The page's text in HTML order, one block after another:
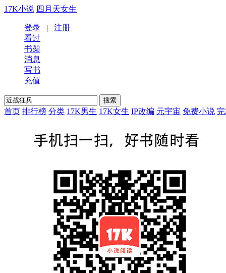
17K小说 四月天女生
登录 | 注册
看过
书架
消息
写书
充值
首页 排行榜 分类 17K男生 17K女生 IP改编 元宇宙 免费小说